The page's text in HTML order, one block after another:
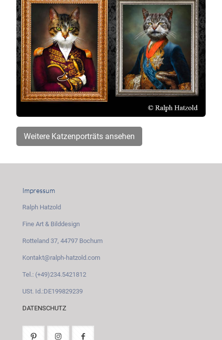
Weitere Katzenporträts ansehen
Impressum
Ralph Hatzold
Fine Art & Bilddesign
Rotteland 37, 44797 Bochum
Kontakt@ralph-hatzold.com
Tel.: (+49)234.5421812
USt. Id.:DE199829239
DATENSCHUTZ